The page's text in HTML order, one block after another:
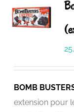
BOMB
extension pour